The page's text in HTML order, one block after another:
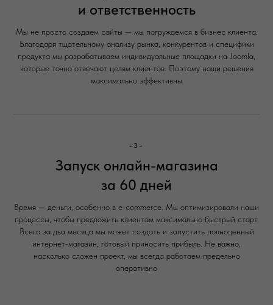
и ответственность
Мы не просто создаем сайты — мы погружаемся в бизнес клиента.
Благодаря тщательному анализу рынка, конкурентов и специфики
продукта мы разрабатываем индивидуальные площадки на Joomla,
которые точно отвечают целям клиентов. Поэтому наши решения
максимально эффективны
-3-
Запуск онлайн-магазина
за 60 дней
Время — деньги, особенно в e-commerce. Мы оптимизировали наши
процессы, чтобы предложить клиентам максимально быстрый старт.
Всего за два месяца мы может создать и запустить полноценный
интернет-магазин, готовый приносить прибыль. Не важно,
насколько сложен проект, мы всегда работаем предельно
оперативно